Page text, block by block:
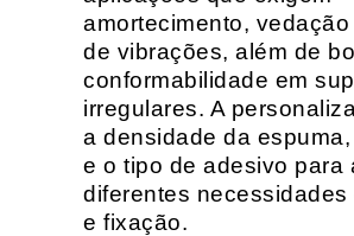
amortecimento,
de vibrações, além de
conformabilidade em
irregulares. A
a densidade da
e o tipo de adesivo para
diferentes necessidades
e fixação.